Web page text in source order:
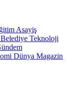
Asayiş
Belediye Teknoloji
Dünya Magazin